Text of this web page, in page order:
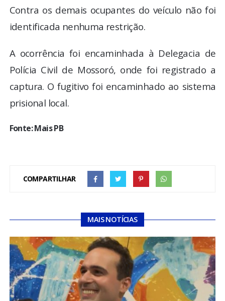
Contra os demais ocupantes do veículo não foi
identificada nenhuma restrição.
A ocorrência foi encaminhada à Delegacia de
Polícia Civil de Mossoró, onde foi registrado a
captura. O fugitivo foi encaminhado ao sistema
prisional local.
Fonte: Mais PB
COMPARTILHAR
MAIS NOTÍCIAS